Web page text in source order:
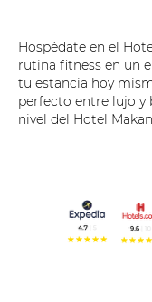
Hospédate en el
rutina fitness en un
tu estancia hoy
perfecto entre lujo y
nivel del Hotel